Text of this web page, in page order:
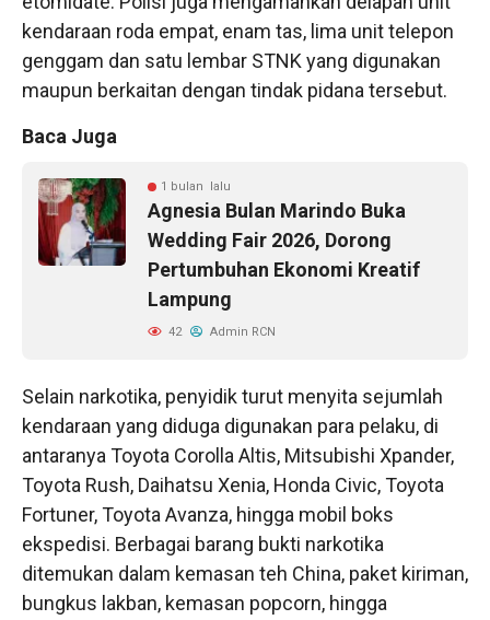
kendaraan roda empat, enam tas, lima unit telepon
genggam dan satu lembar STNK yang digunakan
maupun berkaitan dengan tindak pidana tersebut.
Baca Juga
1 bulan lalu
Agnesia Bulan Marindo Buka
Wedding Fair 2026, Dorong
Pertumbuhan Ekonomi Kreatif
Lampung
42 Admin RCN
Selain narkotika, penyidik turut menyita sejumlah
kendaraan yang diduga digunakan para pelaku, di
antaranya Toyota Corolla Altis, Mitsubishi Xpander,
Toyota Rush, Daihatsu Xenia, Honda Civic, Toyota
Fortuner, Toyota Avanza, hingga mobil boks
ekspedisi. Berbagai barang bukti narkotika
ditemukan dalam kemasan teh China, paket kiriman,
bungkus lakban, kemasan popcorn, hingga